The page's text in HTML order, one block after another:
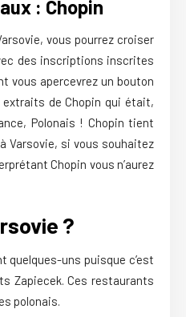
: Chopin
vous pourrez croiser
des inscriptions inscrites
vous apercevrez un bouton
extraits de Chopin qui était,
Polonais ! Chopin tient
Varsovie, si vous souhaitez
Chopin vous n’aurez
?
quelques-uns puisque c’est
Zapiecek. Ces restaurants
polonais.